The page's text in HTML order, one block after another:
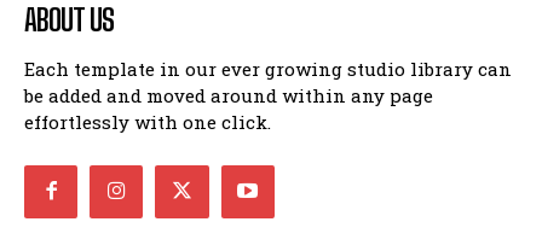
ABOUT US
Each template in our ever growing studio library can
be added and moved around within any page
effortlessly with one click.